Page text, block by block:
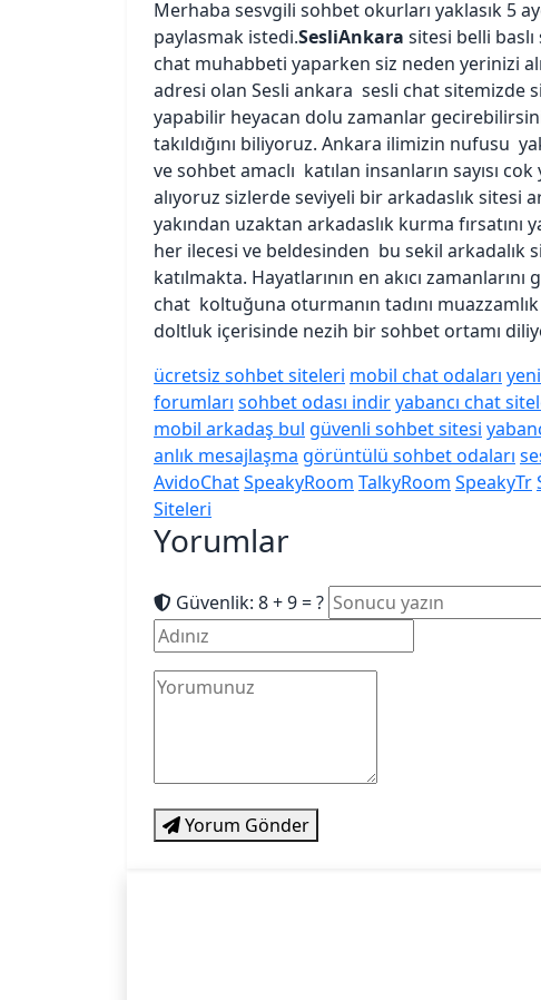
Merhaba sesvgili sohbet okurları yaklasık 5
paylasmak istedi.SesliAnkara sitesi belli
chat muhabbeti yaparken siz neden yerinizi
adresi olan Sesli ankara sesli chat
yapabilir heyacan dolu zamanlar
takıldığını biliyoruz. Ankara ilimizin nufusu
ve sohbet amaclı katılan insanların sayısı
alıyoruz sizlerde seviyeli bir arkadaslık sitesi
yakından uzaktan arkadaslık kurma
her ilecesi ve beldesinden bu sekil
katılmakta. Hayatlarının en akıcı
chat koltuğuna oturmanın tadını
doltluk içerisinde nezih bir sohbet ortamı
ücretsiz sohbet siteleri mobil chat odaları
forumları sohbet odası indiryabancı chat
mobil arkadaş bul güvenli sohbet sitesi
anlık mesajlaşma görüntülü sohbet odaları
AvidoChatSpeakyRoom TalkyRoom SpeakyTr
Siteleri
Yorumlar
Güvenlik: 8 + 9 = ?
Yorum Gönder